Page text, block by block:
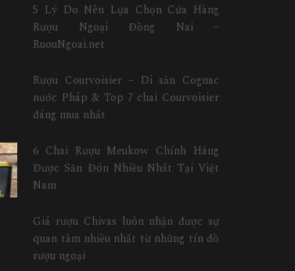
5 Lý Do Nên Lựa Chọn Cửa Hàng
Rượu Ngoại Đồng Nai –
RuouNgoai.net
Rượu Courvoisier – Di sản Cognac
nước Pháp & Top 7 chai Courvoisier
đáng mua nhất
6 Chai Rượu Meukow Chính Hãng
Được Săn Đón Nhiều Nhất Tại Việt
Nam
Giá rượu Chivas luôn nhận được sự
quan tâm nhiều nhất từ những tín đồ
rượu ngoại